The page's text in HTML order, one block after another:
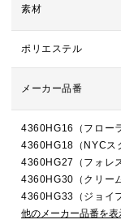
素材
ポリエステル
メーカー品番
4360HG16（フロー
4360HG18（NYCス
4360HG27（フォレ
4360HG30（クリー
4360HG33（ジョイ
他のメーカー品番を表